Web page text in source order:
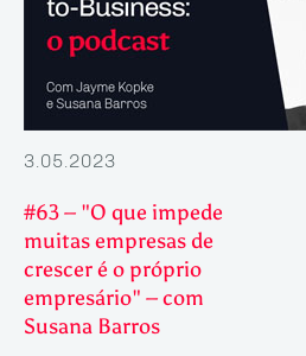
3.05.2023
#63 – "O que impede
muitas empresas de
crescer é o próprio
empresário" – com
Susana Barros